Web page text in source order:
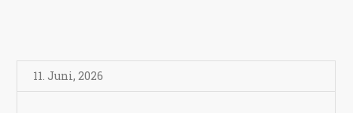
11. Juni, 2026